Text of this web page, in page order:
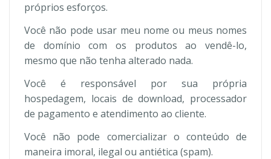
próprios esforços.
Você não pode usar meu nome ou meus nomes
de domínio com os produtos ao vendê-lo,
mesmo que não tenha alterado nada.
Você é responsável por sua própria
hospedagem, locais de download, processador
de pagamento e atendimento ao cliente.
Você não pode comercializar o conteúdo de
maneira imoral, ilegal ou antiética (spam).